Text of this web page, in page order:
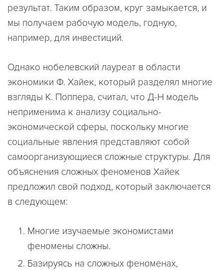
результат. Таким образом, круг замыкается, и
мы получаем рабочую модель, годную,
например, для инвестиций.
Однако нобелевский лауреат в области
экономики Ф. Хайек, который разделял многие
взгляды К. Поппера, считал, что Д-Н модель
неприменима к анализу социально-
экономической сферы, поскольку многие
социальные явления представляют собой
самоорганизующиеся сложные структуры. Для
объяснения сложных феноменов Хайек
предложил свой подход, который заключается
в следующем:
Многие изучаемые экономистами
феномены сложны.
Базируясь на сложных феноменах,